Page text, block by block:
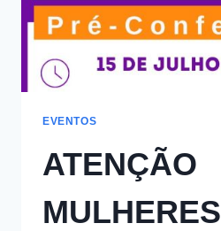
CONSTRUÇÃO
COLETIVA
NO
AGOSTO
DO
II
TÉCNICO.
EVENTOS
ATENÇÃO
MULHERES